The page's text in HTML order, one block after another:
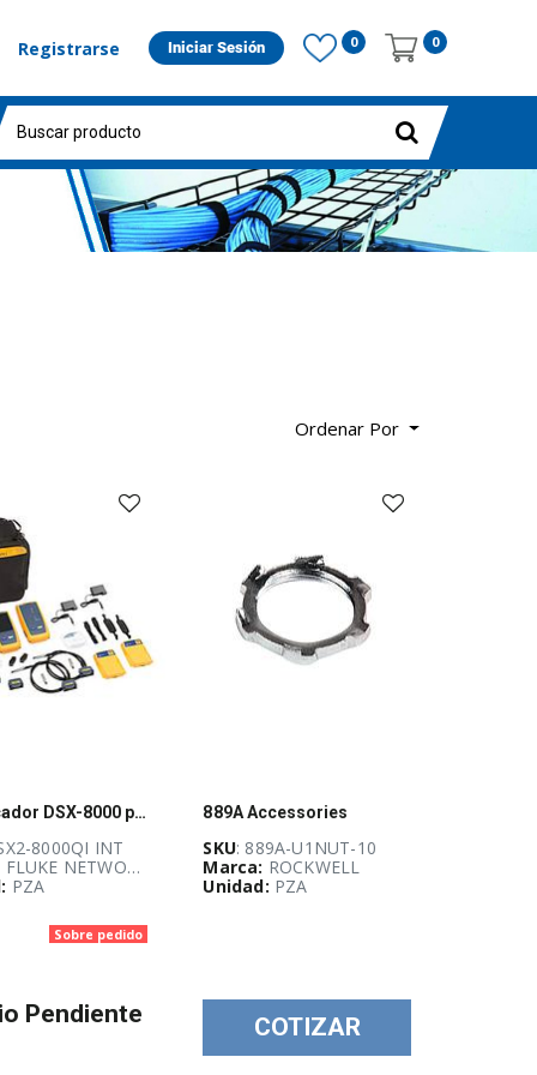
Registrarse Iniciar Sesión 0 0
Ordenar Por
Certificador DSX-8000 para cable de cobre Cat5e, Cat6, Cat6A y Cat8, 2 GHz,WiFi y Pantalla LCD
8000QI INT
FLUKE NETWORKS
PZA
Sobre pedido
Pendiente
889A Accessories
SKU: 889A-U1NUT-10
Marca: ROCKWELL
Unidad: PZA
COTIZAR